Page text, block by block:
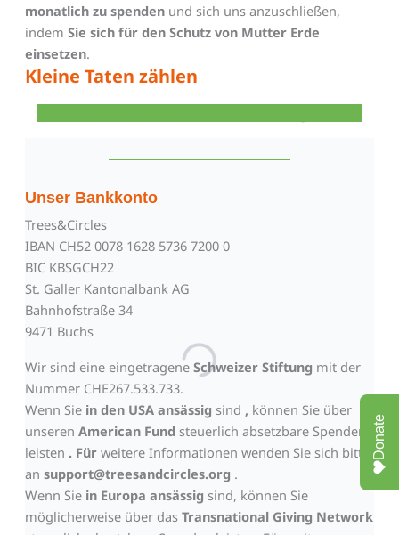
monatlich zu spenden und sich uns anzuschließen,
indem Sie sich für den Schutz von Mutter Erde
einsetzen.
Kleine Taten zählen
Unser Bankkonto
Trees&Circles
IBAN CH52 0078 1628 5736 7200 0
BIC KBSGCH22
St. Galler Kantonalbank AG
Bahnhofstraße 34
9471 Buchs
Wir sind eine eingetragene Schweizer Stiftung mit der
Nummer CHE267.533.733.
Wenn Sie in den USA ansässig sind , können Sie über
unseren American Fund steuerlich absetzbare Spenden
leisten . Für weitere Informationen wenden Sie sich bitte
an support@treesandcircles.org .
Wenn Sie in Europa ansässig sind, können Sie
möglicherweise über das Transnational Giving Network
Donate